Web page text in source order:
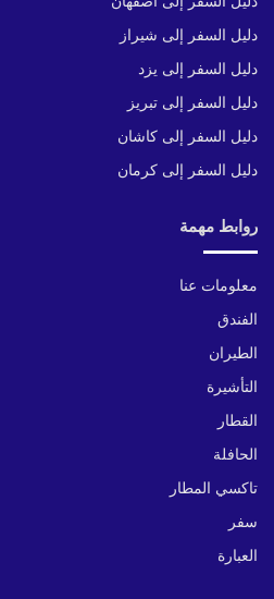
دليل السفر إلى شيراز
دليل السفر إلى يزد
دليل السفر إلى تبريز
دليل السفر إلى كاشان
دليل السفر إلى كرمان
روابط مهمة
معلومات عنا
الفندق
الطيران
التأشيرة
القطار
الحافلة
تاكسي المطار
سفر
العبارة